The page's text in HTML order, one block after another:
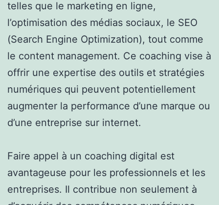
telles que le marketing en ligne,
l’optimisation des médias sociaux, le SEO
(Search Engine Optimization), tout comme
le content management. Ce coaching vise à
offrir une expertise des outils et stratégies
numériques qui peuvent potentiellement
augmenter la performance d’une marque ou
d’une entreprise sur internet.
Faire appel à un coaching digital est
avantageuse pour les professionnels et les
entreprises. Il contribue non seulement à